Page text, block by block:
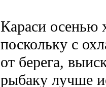
Караси осенью
поскольку с
от берега,
рыбаку лучше